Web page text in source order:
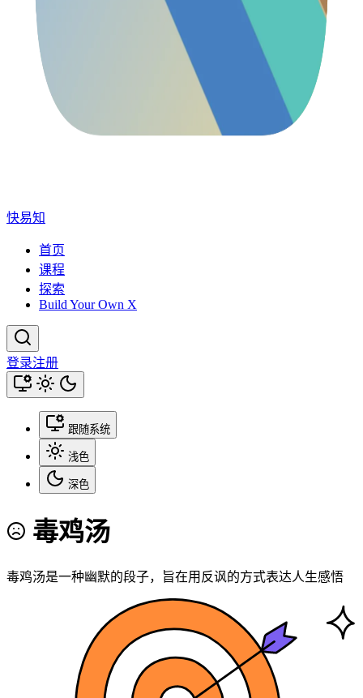
快易知
首页
课程
探索
Build Your Own X
登录注册
跟随系统
浅色
深色
毒鸡汤
毒鸡汤是一种幽默的段子，旨在用反讽的方式表达人生感悟